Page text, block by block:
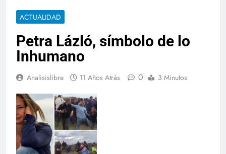
ACTUALIDAD
Petra Lázló, símbolo de lo
Inhumano
Analisislibre 11 Años Atrás 0 3 Minutos